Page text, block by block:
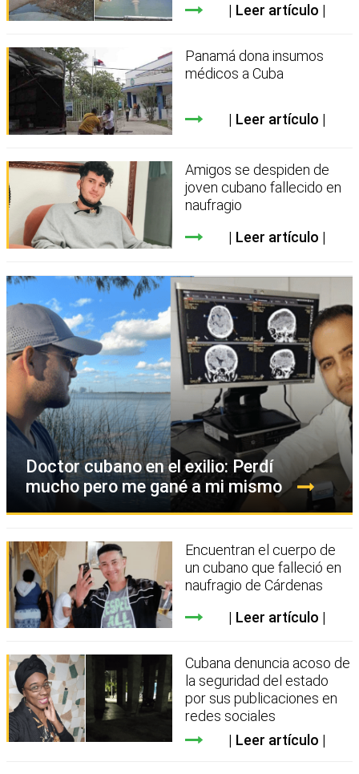
Leer artículo
Panamá dona insumos
médicos a Cuba
Leer artículo
Amigos se despiden de
joven cubano fallecido en
naufragio
Leer artículo
Doctor cubano en el exilio: Perdí
mucho pero me gané a mi mismo
Encuentran el cuerpo de
un cubano que falleció en
naufragio de Cárdenas
Leer artículo
Cubana denuncia acoso de
la seguridad del estado
por sus publicaciones en
redes sociales
Leer artículo